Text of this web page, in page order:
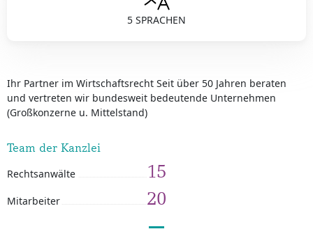
5 SPRACHEN
Ihr Partner im Wirtschaftsrecht Seit über 50 Jahren beraten
und vertreten wir bundesweit bedeutende Unternehmen
(Großkonzerne u. Mittelstand)
Team der Kanzlei
Rechtsanwälte 15
Mitarbeiter 20